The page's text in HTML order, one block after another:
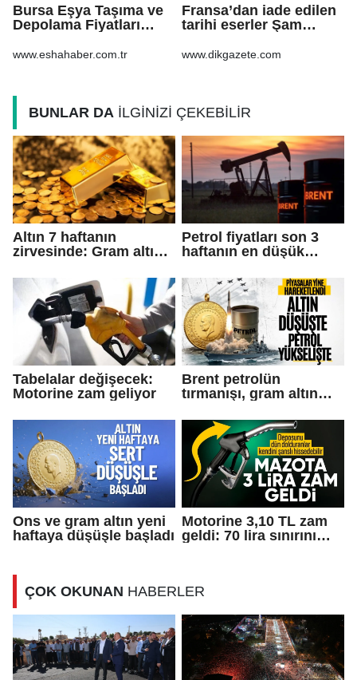
Bursa Eşya Taşıma ve
Depolama Fiyatları
İçin Bilinmesi
www.eshahaber.com.tr
Fransa’dan iade edilen
tarihi eserler Şam
www.dikgazete.com
BUNLAR DA İLGİNİZİ ÇEKEBİLİR
Altın 7 haftanın
zirvesinde: Gram altın 6
Petrol fiyatları son 3
haftanın en düşük
Tabelalar değişecek:
Motorine zam geliyor
Brent petrolün
tırmanışı, gram altın
Ons ve gram altın yeni
haftaya düşüşle başladı
Motorine 3,10 TL zam
geldi: 70 lira sınırını
ÇOK OKUNAN HABERLER